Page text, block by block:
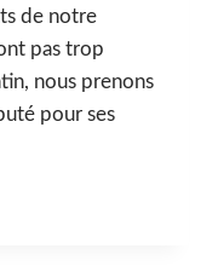
de notre
pas trop
nous prenons
pour ses